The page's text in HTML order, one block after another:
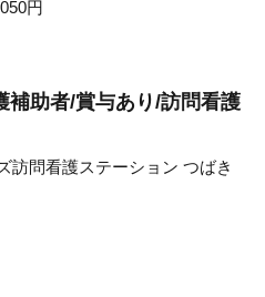
円
補助者/賞与あり/訪問看護
訪問看護ステーション つばき